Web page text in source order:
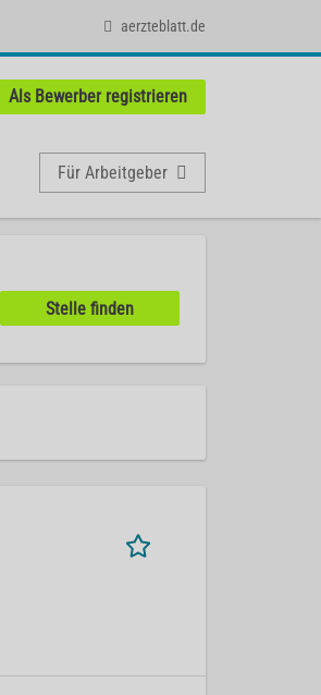
aerzteblatt.de
Als Bewerber registrieren
Für Arbeitgeber